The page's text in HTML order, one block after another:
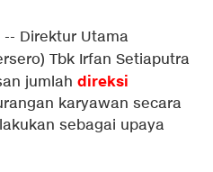
-- Direktur Utama
Tbk Irfan Setiaputra
jumlah direksi
karyawan secara
sebagai upaya